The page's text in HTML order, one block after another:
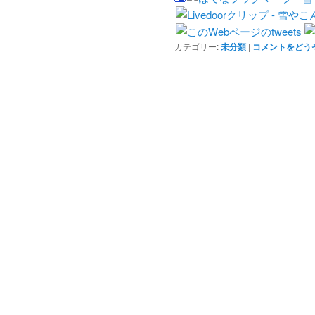
カテゴリー:未分類 | コメントをどう